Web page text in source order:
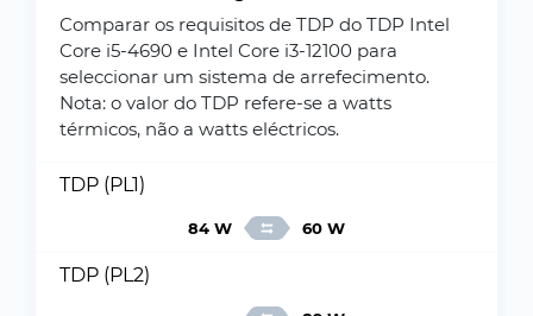
Comparar os requisitos de TDP do TDP Intel
Core i5-4690 e Intel Core i3-12100 para
seleccionar um sistema de arrefecimento.
Nota: o valor do TDP refere-se a watts
térmicos, não a watts eléctricos.
TDP (PL1)
84 W 60 W
TDP (PL2)